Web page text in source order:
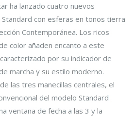
ha lanzado cuatro nuevos
con esferas en tonos tierra
Contemporánea. Los ricos
color añaden encanto a este
por su indicador de
marcha y su estilo moderno.
las tres manecillas centrales, el
del modelo Standard
ventana de fecha a las 3 y la